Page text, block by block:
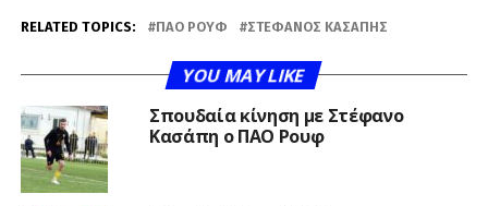
RELATED TOPICS: ΠΑΟ ΡΟΥΦ ΣΤΈΦΑΝΟΣ ΚΑΣΆΠΗΣ
YOU MAY LIKE
Σπουδαία κίνηση με Στέφανο
Κασάπη ο ΠΑΟ Ρουφ